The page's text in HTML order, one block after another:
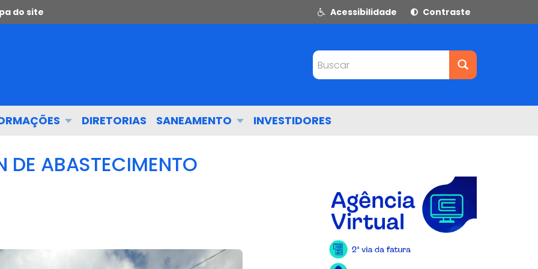
do site Acessibilidade Contraste
Buscar
DIRETORIAS SANEAMENTO INVESTIDORES
ABASTECIMENTO